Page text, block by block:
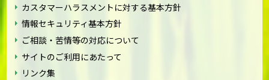
カスタマーハラスメントに対する基本方針
情報セキュリティ基本方針
ご相談・苦情等の対応について
サイトのご利用にあたって
リンク集